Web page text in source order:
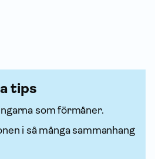
tips
som förmåner.
i så många sammanhang